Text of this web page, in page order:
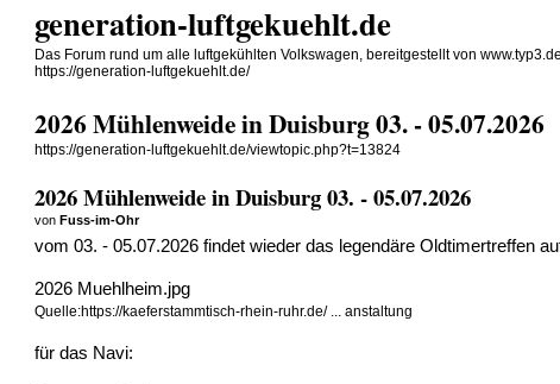
generation-luftgekuehlt.de
Das Forum rund um alle luftgekühlten Volkswagen, bereitgestellt von
https://generation-luftgekuehlt.de/
2026 Mühlenweide in Duisburg 03. - 05.07.2026
https://generation-luftgekuehlt.de/viewtopic.php?t=13824
2026 Mühlenweide in Duisburg 03. - 05.07.2026
vonFuss-im-Ohr
vom 03. - 05.07.2026 findet wieder das legendäre Oldtimertreffen
2026 Muehlheim.jpg
Quelle:https://kaeferstammtisch-rhein-ruhr.de/ ... anstaltung
für das Navi: